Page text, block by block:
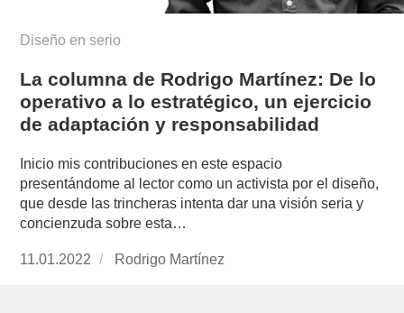
Diseño en serio
La columna de Rodrigo Martínez: De lo
operativo a lo estratégico, un ejercicio
de adaptación y responsabilidad
Inicio mis contribuciones en este espacio
presentándome al lector como un activista por el diseño,
que desde las trincheras intenta dar una visión seria y
concienzuda sobre esta…
Publicado
11.01.2022
https://www.experimenta.es/author/rodrigo-
Rodrigo Martínez